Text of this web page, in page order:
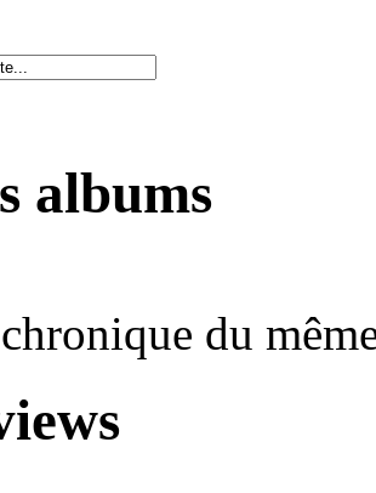
albums
du